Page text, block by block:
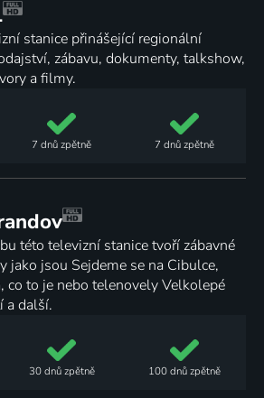
stanice přinášející regionální
zábavu, dokumenty, talkshow,
a filmy.
7 dnůzpětně 7 dnůzpětně
této televizní stanice tvoří zábavné
jako jsou Sejdeme se na Cibulce,
co to je nebo telenovely Velkolepé
a další.
30 dnů zpětně 100 dnůzpětně